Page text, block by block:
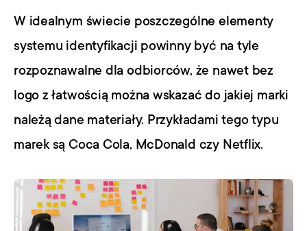
W idealnym świecie poszczególne elementy
systemu identyfikacji powinny być na tyle
rozpoznawalne dla odbiorców, że nawet bez
logo z łatwością można wskazać do jakiej marki
należą dane materiały. Przykładami tego typu
marek są Coca Cola, McDonald czy Netflix.